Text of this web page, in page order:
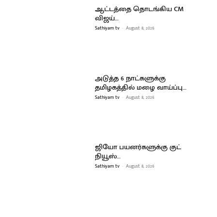
ஆட்டத்தை தொடங்கிய CM
விஜய்…
Sathiyam tv - August 8, 2026
அடுத்த 6 நாட்களுக்கு
தமிழகத்தில் மழை வாய்ப்பு…
Sathiyam tv - August 8, 2026
ஜியோ பயனர்களுக்கு குட்
நியூஸ்…
Sathiyam tv - August 8, 2026